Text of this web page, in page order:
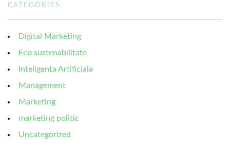
CATEGORIES
Digital Marketing
Eco sustenabilitate
Inteligenta Artificiala
Management
Marketing
marketing politic
Uncategorized